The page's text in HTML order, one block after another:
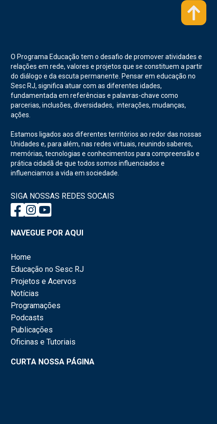
O Programa Educação tem o desafio de promover atividades e
relações em rede, valores e projetos que se constituem a partir
do diálogo e da escuta permanente. Pensar em educação no
Sesc RJ, significa atuar com as diferentes idades,
fundamentada em referências e palavras-chave como
parcerias, inclusões, diversidades, interações, mudanças,
ações.
Estamos ligados aos diferentes territórios ao redor das nossas
Unidades e, para além, nas redes virtuais, reunindo saberes,
memórias, tecnologias e conhecimentos para compreensão e
prática cidadã de que todos somos influenciados e
influenciamos a vida em sociedade.
SIGA NOSSAS REDES SOCAIS
NAVEGUE POR AQUI
Home
Educação no Sesc RJ
Projetos e Acervos
Notícias
Programações
Podcasts
Publicações
Oficinas e Tutoriais
CURTA NOSSA PÁGINA